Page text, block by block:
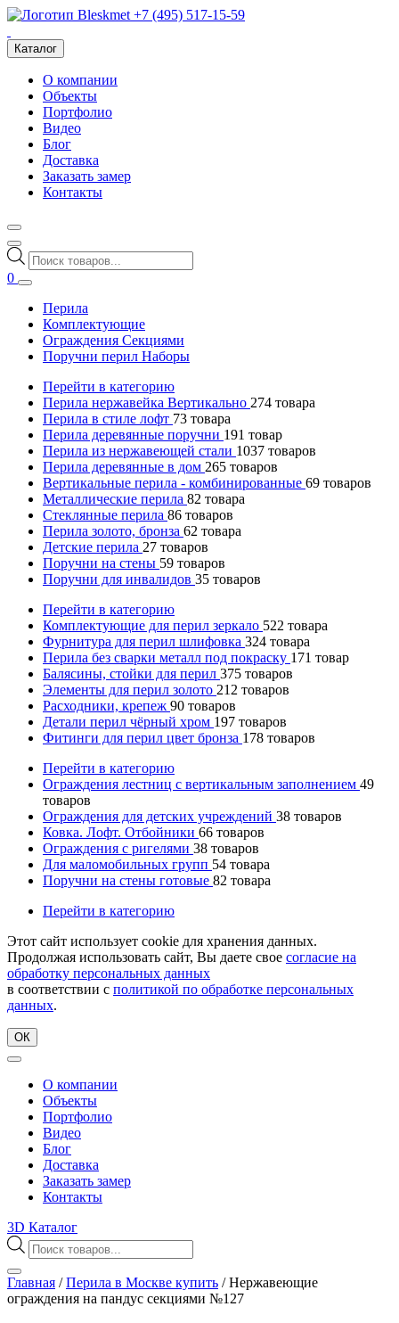
+7 (495) 517-15-59
Каталог
О компании
Объекты
Портфолио
Видео
Блог
Доставка
Заказать замер
Контакты
Поиск
товаров
0
Перила
Комплектующие
Ограждения Секциями
Поручни перил Наборы
Перейти в категорию
Перила нержавейка Вертикально 274 товара
Перила в стиле лофт 73 товара
Перила деревянные поручни 191 товар
Перила из нержавеющей стали 1037 товаров
Перила деревянные в дом 265 товаров
Вертикальные перила - комбинированные 69 товаров
Металлические перила 82 товара
Стеклянные перила 86 товаров
Перила золото, бронза 62 товара
Детские перила 27 товаров
Поручни на стены 59 товаров
Поручни для инвалидов 35 товаров
Перейти в категорию
Комплектующие для перил зеркало 522 товара
Фурнитура для перил шлифовка 324 товара
Перила без сварки металл под покраску 171 товар
Балясины, стойки для перил 375 товаров
Элементы для перил золото 212 товаров
Расходники, крепеж 90 товаров
Детали перил чёрный хром 197 товаров
Фитинги для перил цвет бронза 178 товаров
Перейти в категорию
Ограждения лестниц с вертикальным заполнением 49
товаров
Ограждения для детских учреждений 38 товаров
Ковка. Лофт. Отбойники 66 товаров
Ограждения с ригелями 38 товаров
Для маломобильных групп 54 товара
Поручни на стены готовые 82 товара
Перейти в категорию
Этот сайт использует cookie для хранения данных.
Продолжая использовать сайт, Вы даете свое согласие на
обработку персональных данных
в соответствии с политикой по обработке персональных
данных.
ОК
О компании
Объекты
Портфолио
Видео
Блог
Доставка
Заказать замер
Контакты
3D Каталог
Поиск
товаров
Главная /Перила в Москве купить /Нержавеющие
ограждения на пандус секциями №127